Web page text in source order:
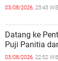
03/08/2026, 23:43
Datang ke
Puji Panitia
03/08/2026, 22:52